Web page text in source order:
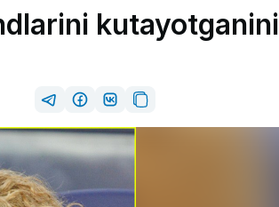
kutayotganini